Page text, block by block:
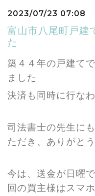
2023/07/23 07:08
富山市八尾町戸
た
築４４年の戸建て
ました
決済も同時に行な
司法書士の先生に
ただき、ありがと
今は、送金が日曜
回の買主様はスマ